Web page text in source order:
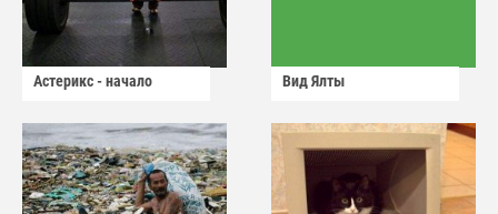
Астерикс - начало Вид Ялты